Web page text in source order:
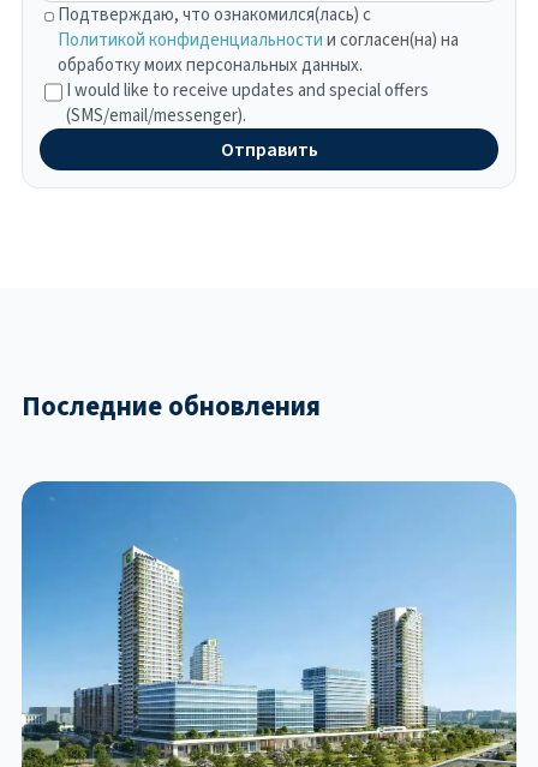
Подтверждаю, что ознакомился(лась) с
Политикой конфиденциальностии согласен(на) на
обработку моих персональных данных.
I would like to receive updates and special offers
(SMS/email/messenger).
Отправить
Последние обновления